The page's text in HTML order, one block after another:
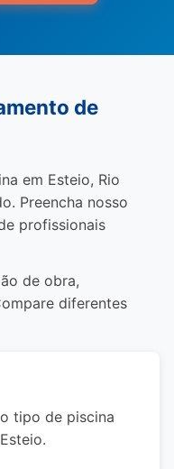
de
em Esteio, Rio
Preencha nosso
profissionais
de obra,
diferentes
tipo de piscina